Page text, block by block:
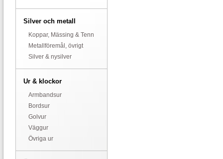
Silver och metall
Koppar, Mässing & Tenn
Metallföremål, övrigt
Silver & nysilver
Ur & klockor
Armbandsur
Bordsur
Golvur
Väggur
Övriga ur